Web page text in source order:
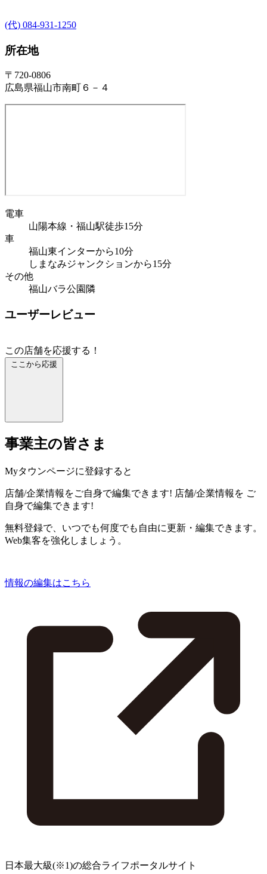
(代) 084-931-1250
所在地
〒720-0806
広島県福山市南町６－４
電車
山陽本線・福山駅徒歩15分
車
福山東インターから10分
しまなみジャンクションから15分
その他
福山バラ公園隣
ユーザーレビュー
この店舗を応援する！
ここから応援
事業主の皆さま
Myタウンページに登録すると
店舗/企業情報をご自身で編集できます! 店舗/企業情報を ご
自身で編集できます!
無料登録で、いつでも何度でも自由に更新・編集できます。
Web集客を強化しましょう。
情報の編集はこちら
日本最大級(※1)の総合ライフポータルサイト